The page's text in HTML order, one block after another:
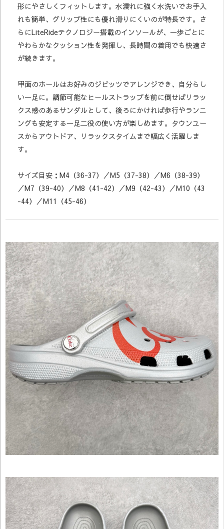
形にやさしくフィットします。水濡れに強く水洗いでお手入
れも簡単、グリップ性にも優れ滑りにくいのが特長です。さ
らにLiteRideテクノロジー搭載のインソールが、一歩ごとに
やわらかなクッション性を発揮し、長時間の着用でも快適さ
が続きます。
甲面のホールはお好みのジビッツでアレンジでき、自分らし
い一足に。調節可能なヒールストラップを前に倒せばリラッ
クス感のあるサンダルとして、後ろにかければ歩行やランニ
ングも安定する一足二役の使い方が楽しめます。タウンユー
スからアウトドア、リラックスタイムまで幅広く活躍しま
す。
サイズ目安：M4（36-37）／M5（37-38）／M6（38-39）
／M7（39-40）／M8（41-42）／M9（42-43）／M10（43
-44）／M11（45-46）